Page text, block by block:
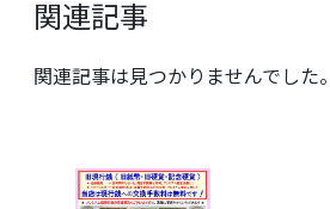
関連記事
関連記事は見つかりませんでした。